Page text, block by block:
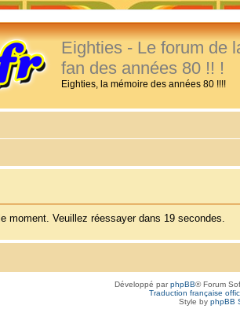
Eighties - Le forum de
fan des années 80 !! !
Eighties, la mémoire des années 80 !!!!
moment. Veuillez réessayer dans 19 secondes.
Développé parphpBB® Forum
Traduction française
Style by phpBB